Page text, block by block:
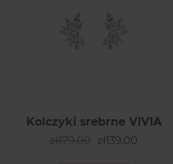
Kolczyki srebrne VIVIA
zł179.00 zł139.00